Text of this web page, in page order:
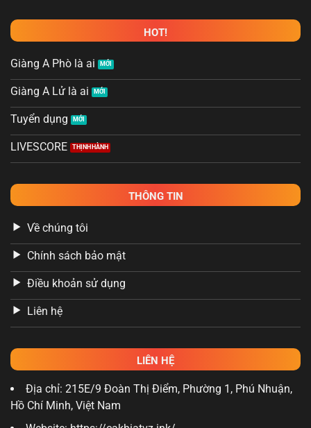
HOT!
Giàng A Phò là ai
Giàng A Lử là ai
Tuyển dụng
LIVESCORE
THÔNG TIN
Về chúng tôi
Chính sách bảo mật
Điều khoản sử dụng
Liên hệ
LIÊN HỆ
Địa chỉ: 215E/9 Đoàn Thị Điểm, Phường 1, Phú Nhuận,
Hồ Chí Minh, Việt Nam